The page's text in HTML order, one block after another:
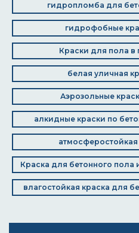
гидропломба для
гидрофобные
Краски для пола в
белая уличная
Аэрозольные
алкидные краски по
атмосферостойкая
Краска для бетонного пола
влагостойкая краска для